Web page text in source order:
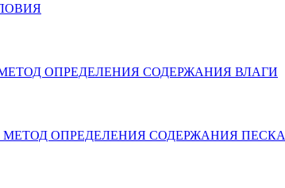
МЕТОД ОПРЕДЕЛЕНИЯ СОДЕРЖАНИЯ ВЛАГИ
МЕТОД ОПРЕДЕЛЕНИЯ СОДЕРЖАНИЯ ПЕСКА